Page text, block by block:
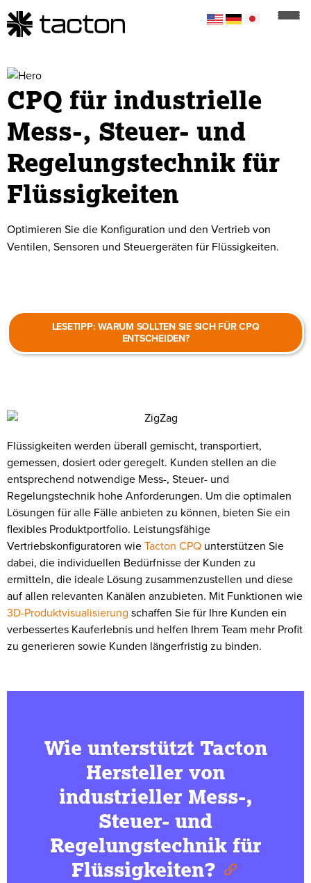
CPQ für industrielle
Mess-, Steuer- und
Regelungstechnik für
Flüssigkeiten
Optimieren Sie die Konfiguration und den Vertrieb von
Ventilen, Sensoren und Steuergeräten für Flüssigkeiten.
LESETIPP: WARUM SOLLTEN SIE SICH FÜR CPQ
ENTSCHEIDEN?
Flüssigkeiten werden überall gemischt, transportiert,
gemessen, dosiert oder geregelt. Kunden stellen an die
entsprechend notwendige Mess-, Steuer- und
Regelungstechnik hohe Anforderungen. Um die optimalen
Lösungen für alle Fälle anbieten zu können, bieten Sie ein
flexibles Produktportfolio. Leistungsfähige
Vertriebskonfiguratoren wieTacton CPQ unterstützen Sie
dabei, die individuellen Bedürfnisse der Kunden zu
ermitteln, die ideale Lösung zusammenzustellen und diese
auf allen relevanten Kanälen anzubieten. Mit Funktionen wie
3D-Produktvisualisierung schaffen Sie für Ihre Kunden ein
verbessertes Kauferlebnis und helfen Ihrem Team mehr Profit
zu generieren sowie Kunden längerfristig zu binden.
Wie unterstützt Tacton
Hersteller von
industrieller Mess-,
Steuer- und
Regelungstechnik für
Flüssigkeiten?